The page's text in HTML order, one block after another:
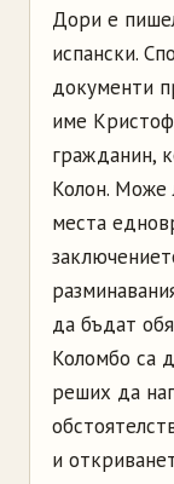
Дори е
испански.
документи
име
гражданин,
Колон. Може
места
да бъдат
Коломбо са
реших да
и